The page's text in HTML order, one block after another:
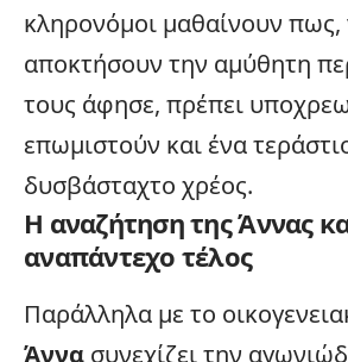
κληρονόμοι μαθαίνουν πως,
αποκτήσουν την αμύθητη
τους άφησε, πρέπει
επωμιστούν και ένα
δυσβάσταχτο χρέος.
Η αναζήτηση της Άννας
αναπάντεχο τέλος
Παράλληλα με το
Άννα συνεχίζει την